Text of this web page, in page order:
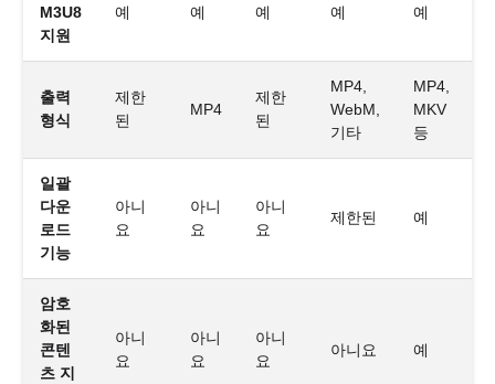
M3U8
지원
예 예 예 예 예
출력
형식
제한
된
MP4
제한
된
MP4,
WebM,
기타
MP4,
MKV
등
일괄
다운
로드
기능
아니
요
아니
요
아니
요
제한된 예
암호
화된
콘텐
츠 지
아니
요
아니
요
아니
요
아니요 예